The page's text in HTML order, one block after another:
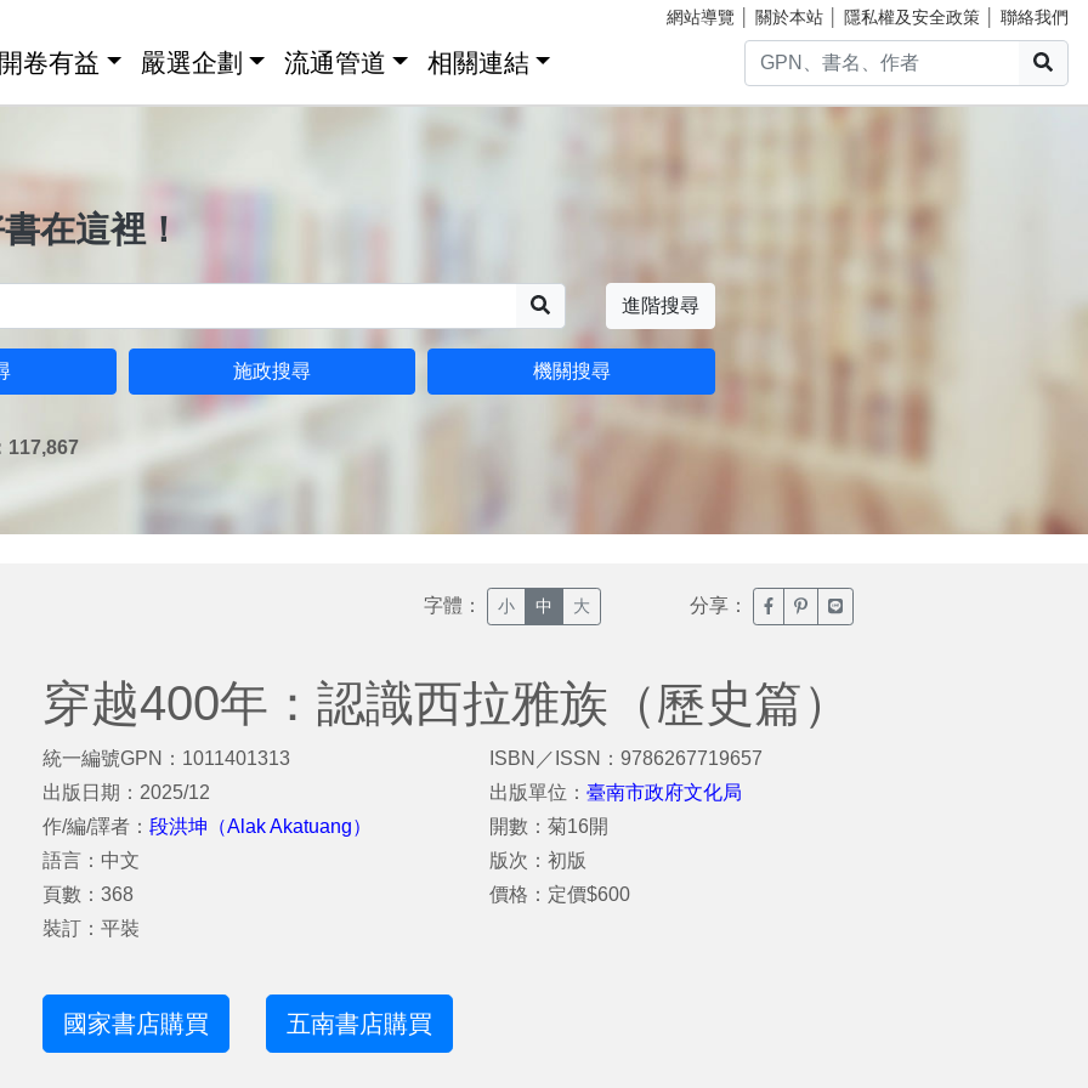
網站導覽 關於本站 隱私權及安全政策 聯絡我們
卷有益 嚴選企劃 流通管道 相關連結
在這裡！
進階搜尋
施政搜尋 機關搜尋
117,867
字體： 小 中 大 分享： 臉書分享(另開新視窗)
噗浪分享(另開新視窗)
Line分享(另開新視窗)
穿越400年：認識西拉雅族（歷史篇）
統一編號GPN：1011401313
出版日期：2025/12
作/編/譯者： 段洪坤（Alak Akatuang）
語言：中文
頁數：368
裝訂：平裝
ISBN／ISSN：9786267719657
出版單位：臺南市政府文化局
開數：菊16開
版次：初版
價格：定價$600
國家書店購買 五南書店購買